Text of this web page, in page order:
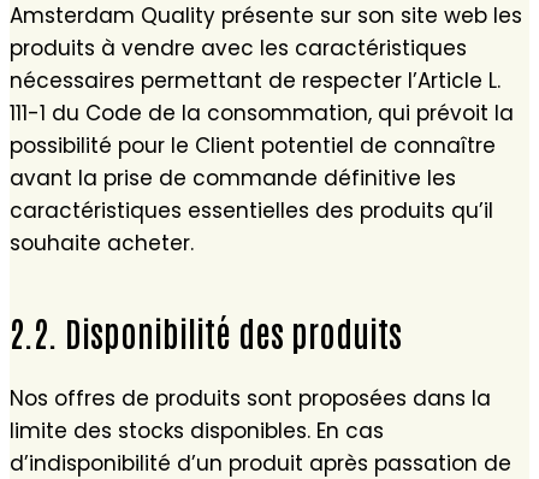
Amsterdam Quality présente sur son site web les
produits à vendre avec les caractéristiques
nécessaires permettant de respecter l’Article L.
111-1 du Code de la consommation, qui prévoit la
possibilité pour le Client potentiel de connaître
avant la prise de commande définitive les
caractéristiques essentielles des produits qu’il
souhaite acheter.
2.2. Disponibilité des produits
Nos offres de produits sont proposées dans la
limite des stocks disponibles. En cas
d’indisponibilité d’un produit après passation de